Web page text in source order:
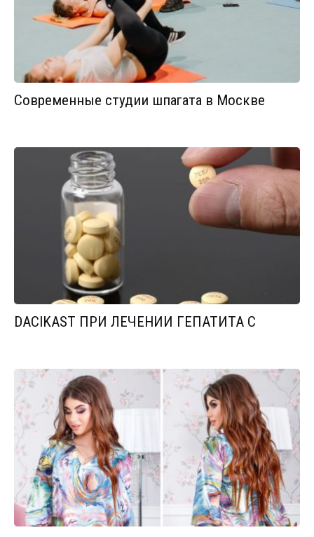
Современные студии шпагата в Москве
DACIKAST ПРИ ЛЕЧЕНИИ ГЕПАТИТА С